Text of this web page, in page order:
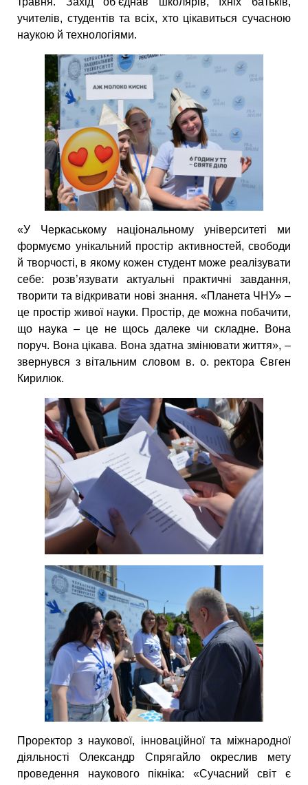
учителів, студентів та всіх, хто цікавиться сучасною
наукою й технологіями.
«У Черкаському національному університеті ми
формуємо унікальний простір активностей, свободи
й творчості, в якому кожен студент може реалізувати
себе: розв’язувати актуальні практичні завдання,
творити та відкривати нові знання. «Планета ЧНУ» –
це простір живої науки. Простір, де можна побачити,
що наука – це не щось далеке чи складне. Вона
поруч. Вона цікава. Вона здатна змінювати життя», –
звернувся з вітальним словом в. о. ректора Євген
Кирилюк.
Проректор з наукової, інноваційної та міжнародної
діяльності Олександр Спрягайло окреслив мету
проведення наукового пікніка: «Сучасний світ є